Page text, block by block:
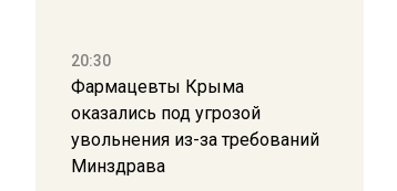
20:30
Фармацевты Крыма
оказались под угрозой
увольнения из-за требований
Минздрава